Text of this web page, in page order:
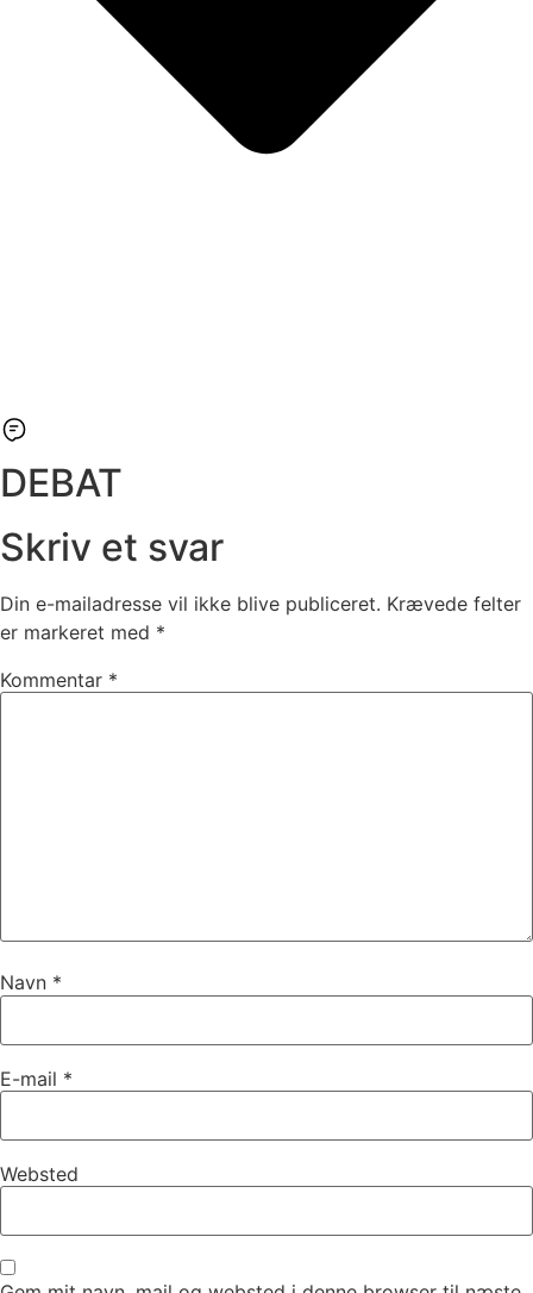
DEBAT
Skriv et svar
Din e-mailadresse vil ikke blive publiceret. Krævede felter
er markeret med *
Kommentar *
Navn *
E-mail *
Websted